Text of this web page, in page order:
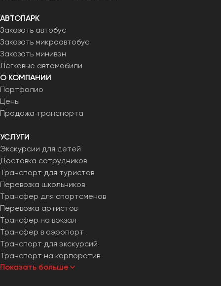
АВТОПАРК
Заказать автобус
Заказать микроавтобус
Заказать минивэн
Легковые автомобили
О КОМПАНИИ
Портфолио
Цены
Продажа транспорта
УСЛУГИ
Экскурсии для детей
Доставка сотрудников
Транспорт для туристов
Перевозка школьников
Трансфер для спортсменов
Перевозка артистов
Трансфер на вокзал
Трансфер в аэропорт
Транспорт для экскурсий
Транспорт на корпоратив
Показать больше
Хабаровск
Чебоксары
Челябинск
Ялта
Ярославль